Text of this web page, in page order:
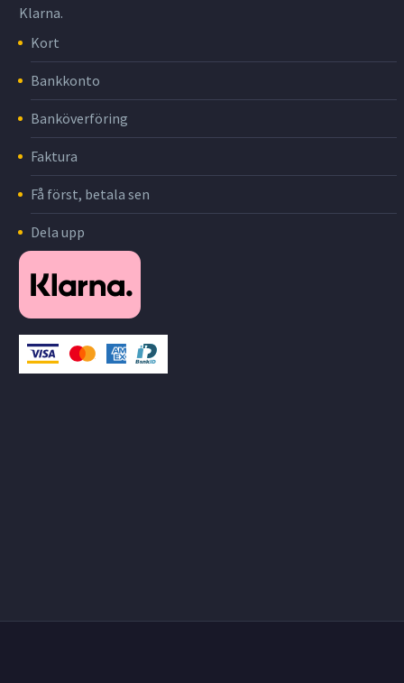
Klarna.
Kort
Bankkonto
Banköverföring
Faktura
Få först, betala sen
Dela upp